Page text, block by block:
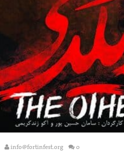
info@fortinfest.org 0